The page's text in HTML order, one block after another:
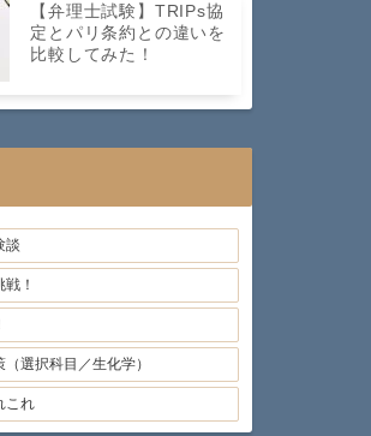
【弁理士試験】TRIPs協
定とパリ条約との違いを
比較してみた！
選択科目／生化学）
これ
挑戦！
談
戦！